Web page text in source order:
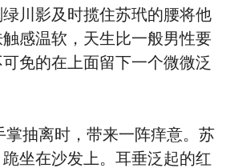
川影及时揽住苏玳的腰将他
感温软，天生比一般男性要
免的在上面留下一个微微泛
抽离时，带来一阵痒意。苏
坐在沙发上。耳垂泛起的红